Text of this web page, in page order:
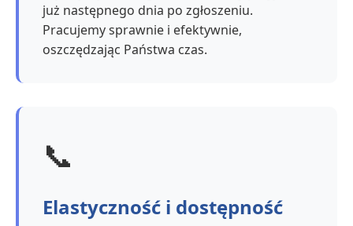
już następnego dnia po zgłoszeniu.
Pracujemy sprawnie i efektywnie,
oszczędzając Państwa czas.
📞
Elastyczność i dostępność